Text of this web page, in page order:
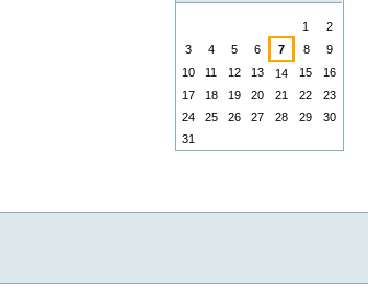
1
2
3
4 5 6 7 8
9
10
11 12 13 14 15
16
17
18 19 20 21 22
23
24
25 26 27 28 29
30
31